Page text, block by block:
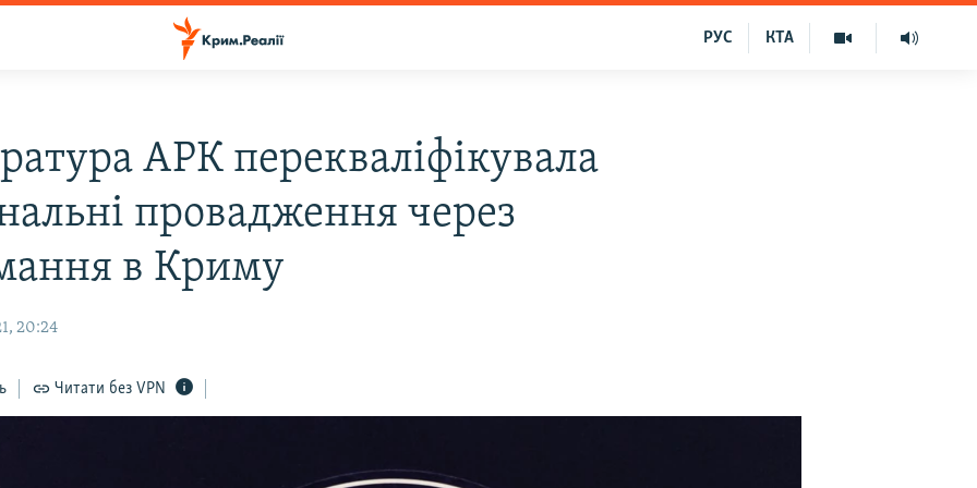
КТА
РУС
АРК перекваліфікувала
провадження через
в Криму
20:24
Читати без VPN